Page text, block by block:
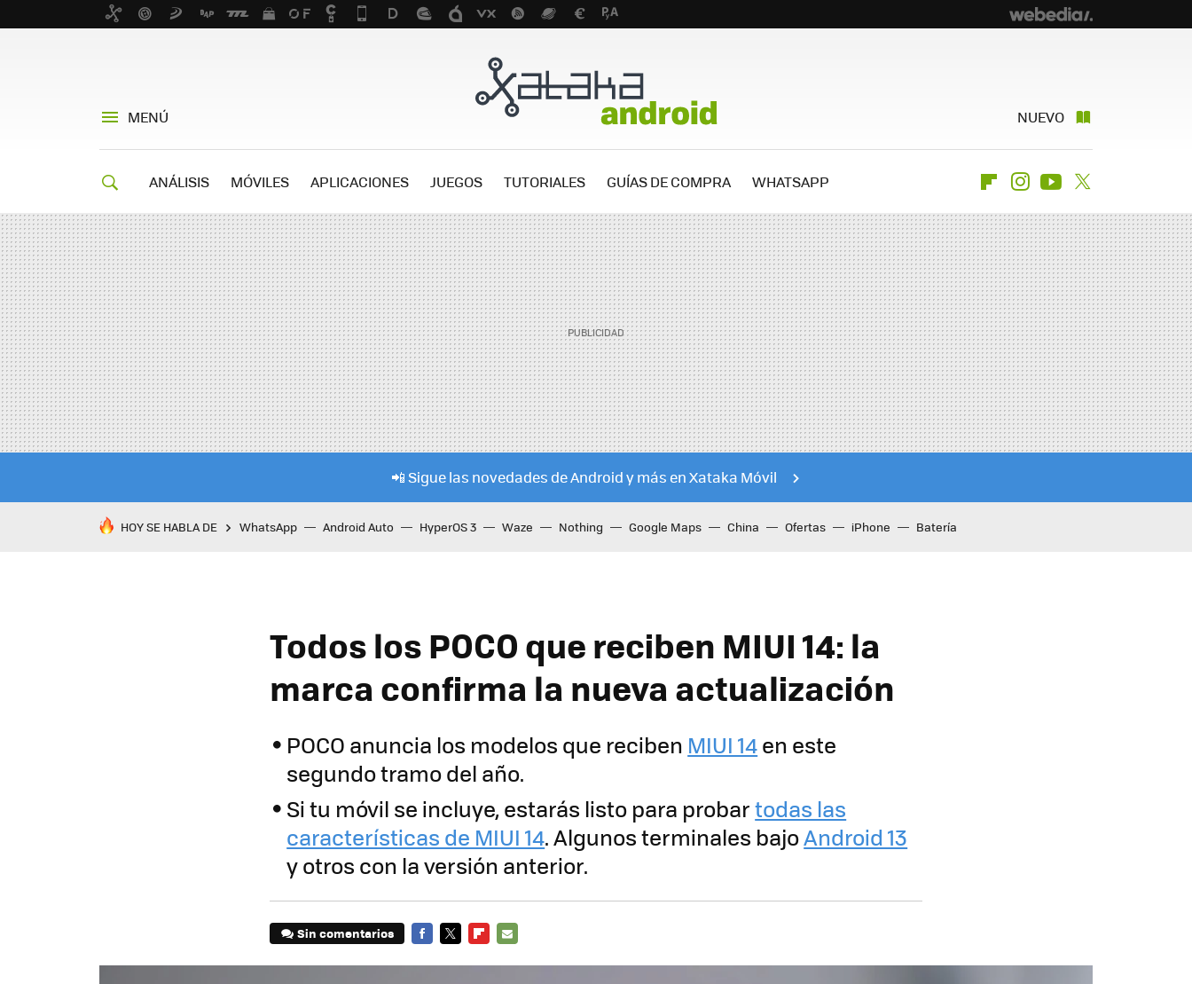
MENÚ NUEVO
ANÁLISIS MÓVILES APLICACIONES JUEGOS TUTORIALES GUÍAS DE COMPRA WHATSAPP FlipboardInstagramYoutube
📲 Sigue las novedades de Android y más en Xataka Móvil
HOY SE HABLA DE WhatsApp Android Auto HyperOS 3 Waze Nothing Google Maps China Ofertas iPhone Batería
Todos los POCO que reciben MIUI 14: la
marca confirma la nueva actualización
POCO anuncia los modelos que reciben MIUI 14en este
segundo tramo del año.
Si tu móvil se incluye, estarás listo para probartodas las
características de MIUI 14. Algunos terminales bajoAndroid 13
y otros con la versión anterior.
Sin comentarios